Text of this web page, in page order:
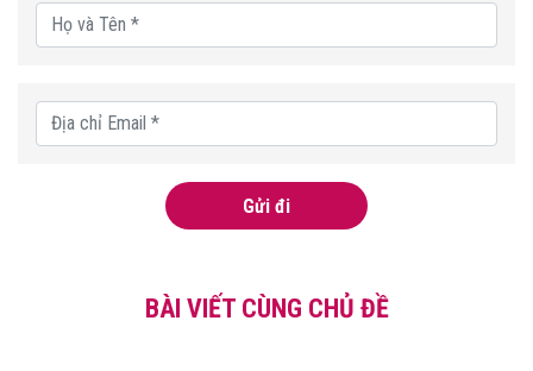
Gửi đi
BÀI VIẾT CÙNG CHỦ ĐỀ